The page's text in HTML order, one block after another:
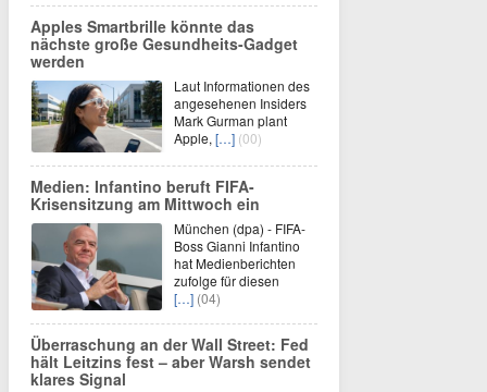
Apples Smartbrille könnte das
nächste große Gesundheits-Gadget
werden
Laut Informationen des
angesehenen Insiders
Mark Gurman plant
Apple, […] (00)
Medien: Infantino beruft FIFA-
Krisensitzung am Mittwoch ein
München (dpa) - FIFA-
Boss Gianni Infantino
hat Medienberichten
zufolge für diesen
[…] (04)
Überraschung an der Wall Street: Fed
hält Leitzins fest – aber Warsh sendet
klares Signal